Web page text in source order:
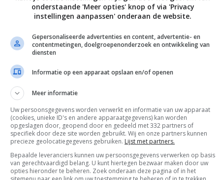
De laatste updates in je mailbox
onderstaande 'Meer opties' knop of via 'Privacy
instellingen aanpassen' onderaan de website.
Gepersonaliseerde advertenties en content, advertentie- en
contentmetingen, doelgroepenonderzoek en ontwikkeling van
diensten
Informatie op een apparaat opslaan en/of openen
Meer informatie
Uw persoonsgegevens worden verwerkt en informatie van uw apparaat
(cookies, unieke ID's en andere apparaatgegevens) kan worden
opgeslagen door, geopend door en gedeeld met 332 partners of
specifiek door deze site worden gebruikt. Wij en onze partners kunnen
precieze geolocatiegegevens gebruiken. Lijst met partners.
Bepaalde leveranciers kunnen uw persoonsgegevens verwerken op basis
van gerechtvaardigd belang. U kunt hiertegen bezwaar maken door uw
opties hieronder te beheren. Zoek onderaan deze pagina of in het